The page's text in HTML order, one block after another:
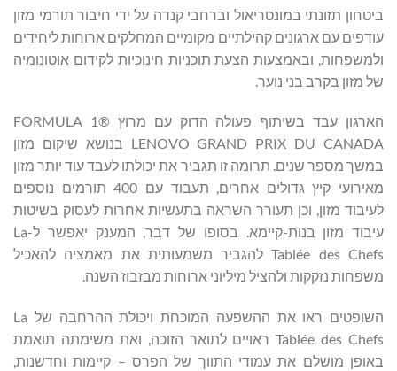
ביטחון תזונתי במונטריאול וברחבי קנדה על ידי חיבור תורמי מזון
עודפים עם ארגונים קהילתיים מקומיים המחלקים ארוחות ליחידים
ולמשפחות, ובאמצעות הצעת תוכניות חינוכיות לקידום אוטונומיה
של מזון בקרב בני נוער.
הארגון עבד בשיתוף פעולה הדוק עם מרוץ FORMULA 1®
LENOVO GRAND PRIX DU CANADA בנושא שיקום מזון
במשך מספר שנים. תרומה זו תגביר את יכולתו לעבד עוד יותר מזון
מאירועי קיץ גדולים אחרים, תעבוד עם 400 תורמים נוספים
לעיבוד מזון, וכן תעורר השראה בתעשיות אחרות לעסוק בשיטות
עיבוד מזון בנות-קיימא. בסופו של דבר, המענק יאפשר ל-La
Tablée des Chefs להגביר משמעותית את מאמציה להאכיל
משפחות נזקקות ולהציל מיליוני ארוחות מבזבוז השנה.
השופטים ראו את ההשפעה המוכחת ויכולת ההרחבה של La
Tablée des Chefs ראויים לתואר הזוכה, ואת משימתה תואמת
באופן מושלם את עמודי התווך של הפרס – קיימות וחדשנות,